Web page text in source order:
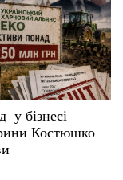
у бізнесі
Костюшко